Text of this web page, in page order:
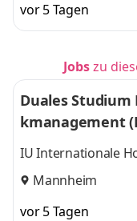
vor 5 Tagen
Jobszu
Duales Studium
kmanagement
l
IU Internationale
Mannheim
vor 5 Tagen